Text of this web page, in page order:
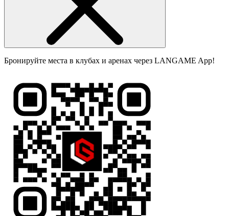
Бронируйте места в клубах и аренах через LANGAME App!